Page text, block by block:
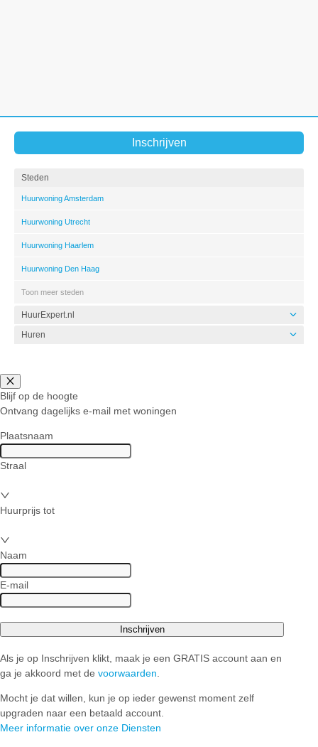
Inschrijven
Steden
Huurwoning Amsterdam
Huurwoning Utrecht
Huurwoning Haarlem
Huurwoning Den Haag
Toon meer steden
HuurExpert.nl
Huren
Blijf op de hoogte
Ontvang dagelijks e-mail met woningen
Plaatsnaam
Straal
Huurprijs tot
Naam
E-mail
Inschrijven
Als je op Inschrijven klikt, maak je een GRATIS account aan en
ga je akkoord met de voorwaarden
Mocht je dat willen, kun je op ieder gewenst moment zelf
upgraden naar een betaald account.
Meer informatie over onze Diensten